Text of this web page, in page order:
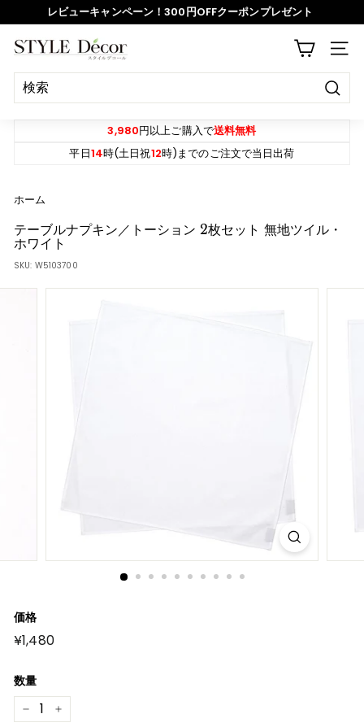
イ
ド
シ
ョ
ー
時
す
レビューキャンペーン！300円OFFクーポンプレゼント
S
T
Y
L
c
r
サイ
決
定
3,980円以上ご購入で送料無料
平日14時(土日祝12時)までのご注文で当日出荷
ホーム
テーブルナプキン／トーション 2枚セット 無地ツイル・
ホワイト
SKU: W5103700
価格
元
格
¥1,480¥1,480
数量
− +